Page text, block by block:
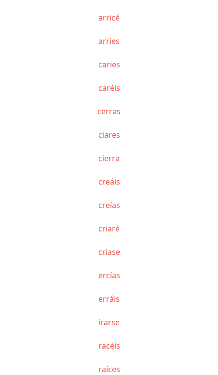
arricé
arries
caries
caréis
cerras
ciares
cierra
creáis
creías
criaré
criase
ercías
erráis
irarse
racéis
raíces